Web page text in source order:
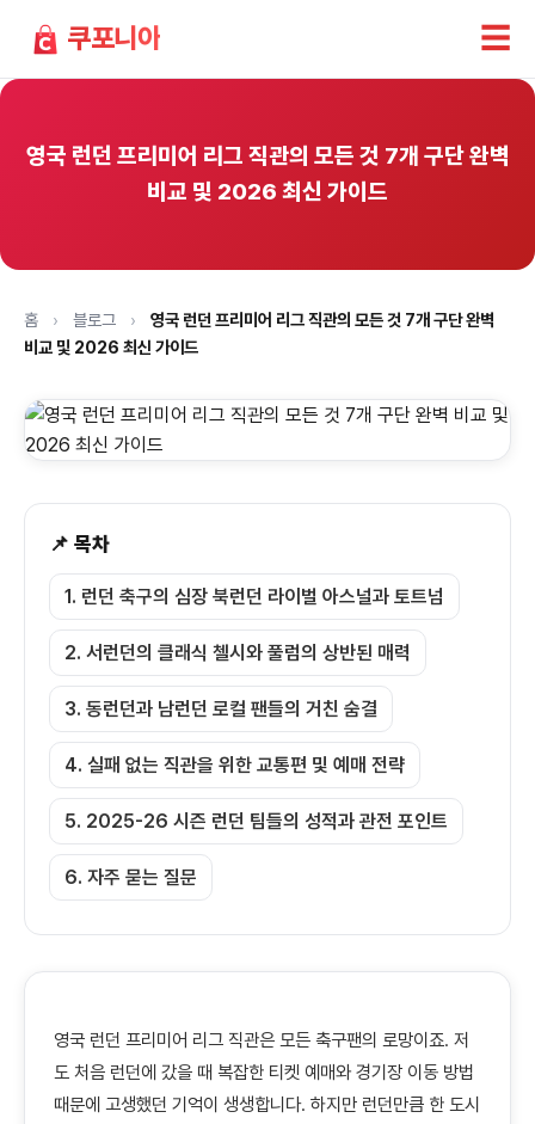
쿠포니아 ☰
영국 런던 프리미어 리그 직관의 모든 것 7개 구단 완벽
비교 및 2026 최신 가이드
홈 › 블로그 ›
영국 런던 프리미어 리그 직관의 모든 것 7개 구단 완벽
비교 및 2026 최신 가이드
📌 목차
1. 런던 축구의 심장 북런던 라이벌 아스널과 토트넘
2. 서런던의 클래식 첼시와 풀럼의 상반된 매력
3. 동런던과 남런던 로컬 팬들의 거친 숨결
4. 실패 없는 직관을 위한 교통편 및 예매 전략
5. 2025-26 시즌 런던 팀들의 성적과 관전 포인트
6. 자주 묻는 질문
영국 런던 프리미어 리그 직관은 모든 축구팬의 로망이죠. 저
도 처음 런던에 갔을 때 복잡한 티켓 예매와 경기장 이동 방법
때문에 고생했던 기억이 생생합니다. 하지만 런던만큼 한 도시